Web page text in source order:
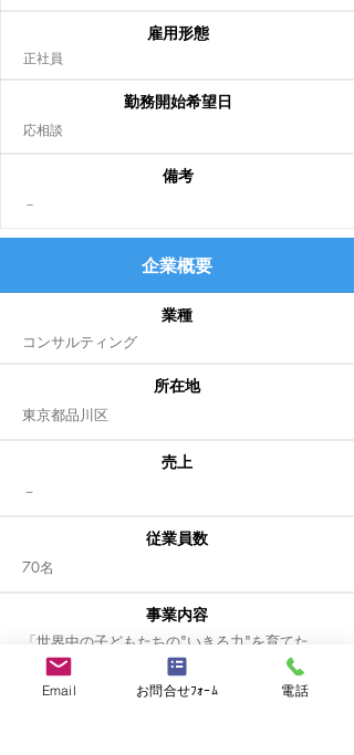
雇用形態
正社員
勤務開始希望日
​応相談
備考
​－
企業概要
業種
コンサルティング
所在地
東京都品川区
売上
​－
従業員数
70名
事業内容
「世界中の子どもたちの"いきる力"を育てた
い」というビジョンのもと、ICTを活用して保
育・幼児教育の現場を支えるEdTech企業です。
先生と子どもたちが笑顔で向き合える環境をつ
Email お問合せﾌｫｰﾑ 電話